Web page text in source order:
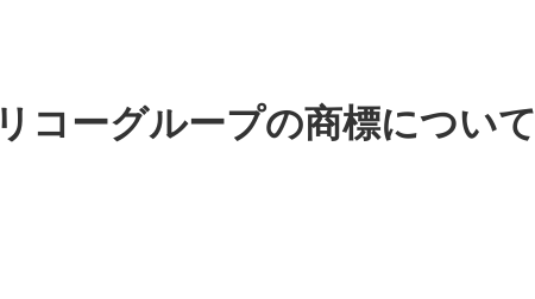
リコーグループの商標について